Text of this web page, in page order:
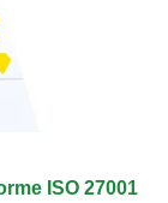
ISO 27001